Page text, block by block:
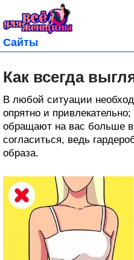
Сайты
Как всегда
В любой ситуации
опрятно и
обращают на вас больше
согласиться, ведь
образа.